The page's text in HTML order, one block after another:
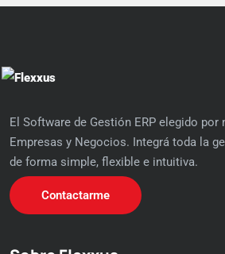
El Software de Gestión ERP elegido por
Empresas y Negocios. Integrá toda la
de forma simple, flexible e intuitiva.
Contactarme